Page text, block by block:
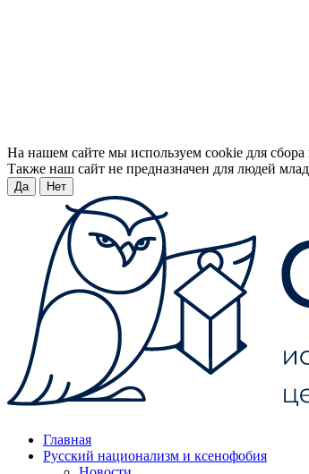
На нашем сайте мы используем cookie для
Также наш сайт не предназначен для людей
Да Нет
Главная
Русский национализм и ксенофобия